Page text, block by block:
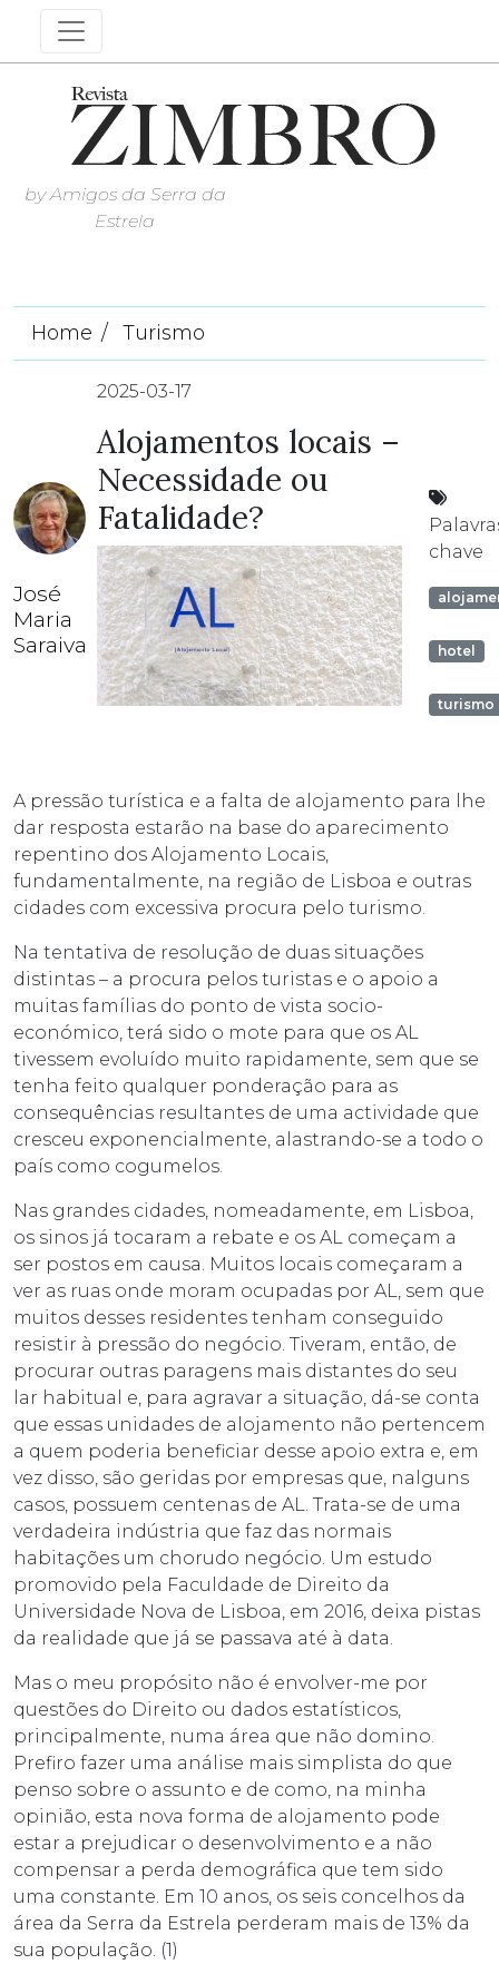
by Amigos da Serra da
Estrela
Home Turismo
José
Maria
Saraiva
2025-03-17
Alojamentos locais –
Necessidade ou
Fatalidade?
chave
hotel
turismo
A pressão turística e a falta de alojamento para lhe
dar resposta estarão na base do aparecimento
repentino dos Alojamento Locais,
fundamentalmente, na região de Lisboa e outras
cidades com excessiva procura pelo turismo.
Na tentativa de resolução de duas situações
distintas – a procura pelos turistas e o apoio a
muitas famílias do ponto de vista socio-
económico, terá sido o mote para que os AL
tivessem evoluído muito rapidamente, sem que se
tenha feito qualquer ponderação para as
consequências resultantes de uma actividade que
cresceu exponencialmente, alastrando-se a todo o
país como cogumelos.
Nas grandes cidades, nomeadamente, em Lisboa,
os sinos já tocaram a rebate e os AL começam a
ser postos em causa. Muitos locais começaram a
ver as ruas onde moram ocupadas por AL, sem que
muitos desses residentes tenham conseguido
resistir à pressão do negócio. Tiveram, então, de
procurar outras paragens mais distantes do seu
lar habitual e, para agravar a situação, dá-se conta
que essas unidades de alojamento não pertencem
a quem poderia beneficiar desse apoio extra e, em
vez disso, são geridas por empresas que, nalguns
casos, possuem centenas de AL. Trata-se de uma
verdadeira indústria que faz das normais
habitações um chorudo negócio. Um estudo
promovido pela Faculdade de Direito da
Universidade Nova de Lisboa, em 2016, deixa pistas
da realidade que já se passava até à data.
Mas o meu propósito não é envolver-me por
questões do Direito ou dados estatísticos,
principalmente, numa área que não domino.
Prefiro fazer uma análise mais simplista do que
penso sobre o assunto e de como, na minha
opinião, esta nova forma de alojamento pode
estar a prejudicar o desenvolvimento e a não
compensar a perda demográfica que tem sido
uma constante. Em 10 anos, os seis concelhos da
área da Serra da Estrela perderam mais de 13% da
sua população. (1)